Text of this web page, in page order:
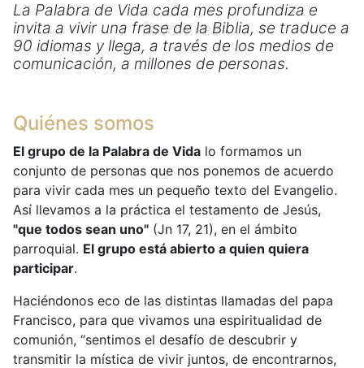
La Palabra de Vida cada mes profundiza e
invita a vivir una frase de la Biblia, se traduce a
90 idiomas y llega, a través de los medios de
comunicación, a millones de personas.
Quiénes somos
El grupo de la Palabra de Vida lo formamos un
conjunto de personas que nos ponemos de acuerdo
para vivir cada mes un pequeño texto del Evangelio.
Así llevamos a la práctica el testamento de Jesús,
"que todos sean uno" (Jn 17, 21), en el ámbito
parroquial. El grupo está abierto a quien quiera
participar.
Haciéndonos eco de las distintas llamadas del papa
Francisco, para que vivamos una espiritualidad de
comunión, “sentimos el desafío de descubrir y
transmitir la mística de vivir juntos, de encontrarnos,